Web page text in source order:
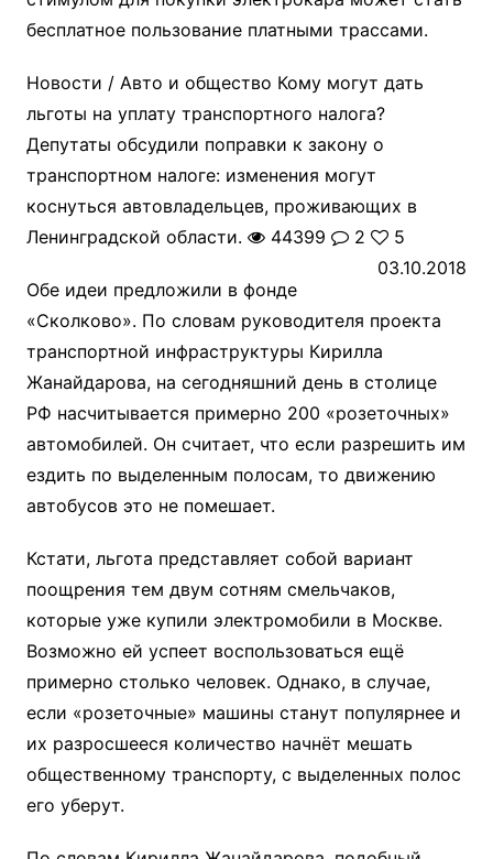
бесплатное пользование платными трассами.
Новости / Авто и общество Кому могут дать
льготы на уплату транспортного налога?
Депутаты обсудили поправки к закону о
транспортном налоге: изменения могут
коснуться автовладельцев, проживающих в
Ленинградской области.
44399 2
5
03.10.2018
Обе идеи предложили в фонде
«Сколково». По словам руководителя проекта
транспортной инфраструктуры Кирилла
Жанайдарова, на сегодняшний день в столице
РФ насчитывается примерно 200 «розеточных»
автомобилей. Он считает, что если разрешить им
ездить по выделенным полосам, то движению
автобусов это не помешает.
Кстати, льгота представляет собой вариант
поощрения тем двум сотням смельчаков,
которые уже купили электромобили в Москве.
Возможно ей успеет воспользоваться ещё
примерно столько человек. Однако, в случае,
если «розеточные» машины станут популярнее и
их разросшееся количество начнёт мешать
общественному транспорту, с выделенных полос
его уберут.